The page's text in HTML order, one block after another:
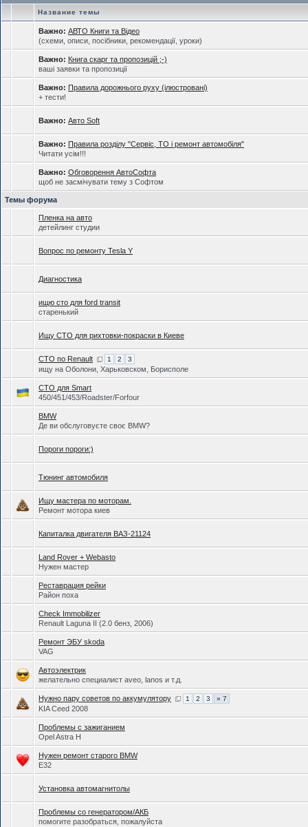
Название темы
Важно: АВТО Книги та Відео
(схеми, описи, посібники, рекомендації, уроки)
Важно: Книга скарг та пропозицій ;-)
ваші заявки та пропозиції
Важно: Правила дорожнього руху (ілюстровані)
+ тести!
Важно: Авто Soft
Важно: Правила розділу "Сервіс, ТО і ремонт автомобіля"
Читати усім!!!
Важно: Обговорення АвтоСофта
щоб не засмічувати тему з Софтом
Темы форума
Пленка на авто
детейлинг студии
Вопрос по ремонту Tesla Y
Диагностика
ищю сто для ford transit
старенький
Ищу СТО для рихтовки-покраски в Киеве
СТО по Renault 1 2 3
ищу на Оболони, Харьковском, Борисполе
СТО для Smart
450/451/453/Roadster/Forfour
BMW
Де ви обслуговуєте своє BMW?
Пороги пороги:)
Тюнинг автомобиля
Ищу мастера по моторам.
Ремонт мотора киев
Капиталка двигателя ВАЗ-21124
Land Rover + Webasto
Нужен мастер
Реставрация рейки
Район поха
Check Immobilizer
Renault Laguna II (2.0 бенз, 2006)
Ремонт ЭБУ skoda
VAG
Автоэлектрик
желательно специалист aveo, lanos и т.д.
Нужно пару советов по аккумулятору 1 2 3 » 7
KIA Ceed 2008
Проблемы с зажиганием
Opel Astra H
Нужен ремонт старого BMW
Е32
Установка автомагнитолы
Проблемы со генератором/АКБ
помогите разобраться, пожалуйста